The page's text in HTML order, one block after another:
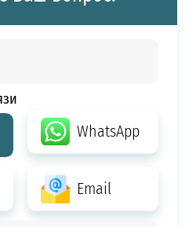
WhatsApp
Email